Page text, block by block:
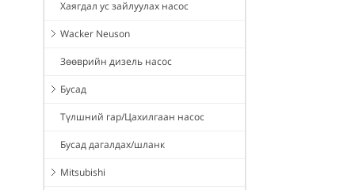
Хаягдал ус зайлуулах насос
Wacker Neuson
Зөөврийн дизель насос
Бусад
Түлшний гар/Цахилгаан насос
Бусад дагалдах/шланк
Mitsubishi